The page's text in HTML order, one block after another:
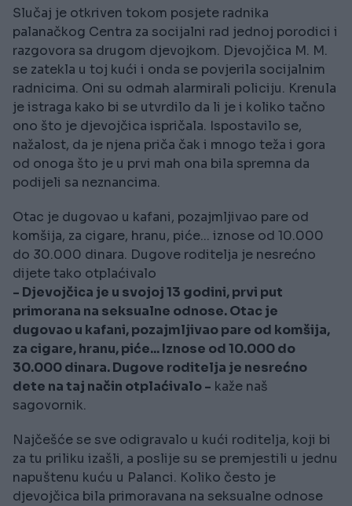
Slučaj je otkriven tokom posjete radnika
palanačkog Centra za socijalni rad jednoj porodici i
razgovora sa drugom djevojkom. Djevojčica M. M.
se zatekla u toj kući i onda se povjerila socijalnim
radnicima. Oni su odmah alarmirali policiju. Krenula
je istraga kako bi se utvrdilo da li je i koliko tačno
ono što je djevojčica ispričala. Ispostavilo se,
nažalost, da je njena priča čak i mnogo teža i gora
od onoga što je u prvi mah ona bila spremna da
podijeli sa neznancima.
Otac je dugovao u kafani, pozajmljivao pare od
komšija, za cigare, hranu, piće... iznose od 10.000
do 30.000 dinara. Dugove roditelja je nesrećno
dijete tako otplaćivalo
- Djevojčica je u svojoj 13 godini, prvi put
primorana na seksualne odnose. Otac je
dugovao u kafani, pozajmljivao pare od komšija,
za cigare, hranu, piće... Iznose od 10.000 do
30.000 dinara. Dugove roditelja je nesrećno
dete na taj način otplaćivalo - kaže naš
sagovornik.
Najčešće se sve odigravalo u kući roditelja, koji bi
za tu priliku izašli, a poslije su se premjestili u jednu
napuštenu kuću u Palanci. Koliko često je
djevojčica bila primoravana na seksualne odnose